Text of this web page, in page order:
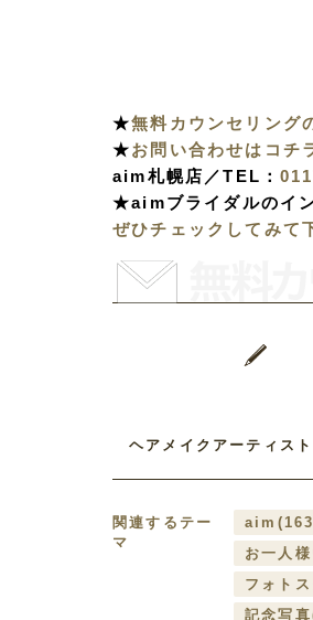
★無料カウンセリング
★お問い合わせはコチ
aim札幌店／TEL：
★aimブライダルのイ
ぜひチェックしてみて
ヘアメイクアーティスト
関連するテー
マ
aim
お一人
フォト
記念写真